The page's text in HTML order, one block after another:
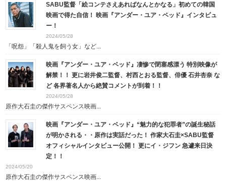
SABU監督「絵コンテさえあればなんとかなる」初めての韓国
映画で得た自信！ 映画『アンダー・ユア・ベッド』インタビュ
ー！
2024/05/28
「呪怨」「殺人鬼を飼う女」など...
映画『アンダー・ユア・ベッド』凄惨で閉塞感漂う 特別映像が
解禁！！ 更に岩井俊二監督、村西とおる監督、俳優 石井杏奈 な
ど 各界著名人から絶賛コメントが到着！！
2024/05/28
原作大石圭の傑作サスペンス映画...
映画『アンダー・ユア・ベッド』“魅力的な犯罪者”の誕生秘話
が明かされる・・原作は実話だった！ 作家大石圭×SABU監督
オフィシャルインタビュー公開！ 更にイ・ジフン 急遽来日決
定！！
2024/05/20
原作大石圭の傑作サスペンス映画...